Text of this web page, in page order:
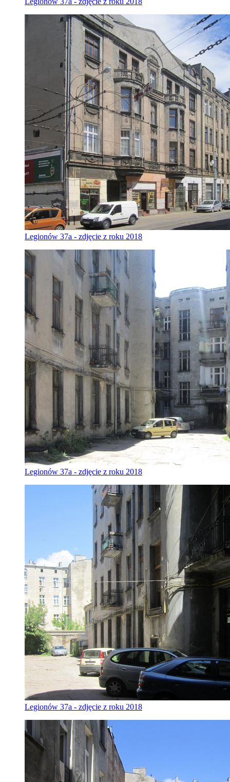
Legionów 37a - zdjęcie z roku 2018
Legionów 37a - zdjęcie z roku 2018
Legionów 37a - zdjęcie z roku 2018